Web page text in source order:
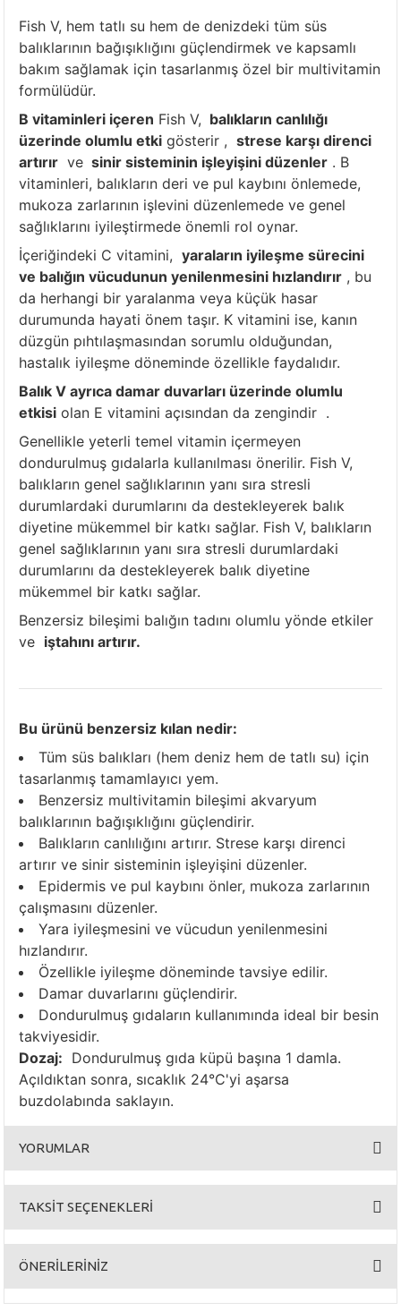
Fish V, hem tatlı su hem de denizdeki tüm süs
balıklarının bağışıklığını güçlendirmek ve kapsamlı
bakım sağlamak için tasarlanmış özel bir multivitamin
formülüdür.
B vitaminleri içeren Fish V, balıkların canlılığı
üzerinde olumlu etki gösterir , strese karşı direnci
artırır ve sinir sisteminin işleyişini düzenler . B
vitaminleri, balıkların deri ve pul kaybını önlemede,
mukoza zarlarının işlevini düzenlemede ve genel
sağlıklarını iyileştirmede önemli rol oynar.
İçeriğindeki C vitamini, yaraların iyileşme sürecini
ve balığın vücudunun yenilenmesini hızlandırır , bu
da herhangi bir yaralanma veya küçük hasar
durumunda hayati önem taşır. K vitamini ise, kanın
düzgün pıhtılaşmasından sorumlu olduğundan,
hastalık iyileşme döneminde özellikle faydalıdır.
Balık V ayrıca damar duvarları üzerinde olumlu
etkisi olan E vitamini açısından da zengindir .
Genellikle yeterli temel vitamin içermeyen
dondurulmuş gıdalarla kullanılması önerilir. Fish V,
balıkların genel sağlıklarının yanı sıra stresli
durumlardaki durumlarını da destekleyerek balık
diyetine mükemmel bir katkı sağlar. Fish V, balıkların
genel sağlıklarının yanı sıra stresli durumlardaki
durumlarını da destekleyerek balık diyetine
mükemmel bir katkı sağlar.
Benzersiz bileşimi balığın tadını olumlu yönde etkiler
ve iştahını artırır.
Bu ürünü benzersiz kılan nedir:
Tüm süs balıkları (hem deniz hem de tatlı su) için
tasarlanmış tamamlayıcı yem.
Benzersiz multivitamin bileşimi akvaryum
balıklarının bağışıklığını güçlendirir.
Balıkların canlılığını artırır. Strese karşı direnci
artırır ve sinir sisteminin işleyişini düzenler.
Epidermis ve pul kaybını önler, mukoza zarlarının
çalışmasını düzenler.
Yara iyileşmesini ve vücudun yenilenmesini
hızlandırır.
Özellikle iyileşme döneminde tavsiye edilir.
Damar duvarlarını güçlendirir.
Dondurulmuş gıdaların kullanımında ideal bir besin
takviyesidir.
Dozaj: Dondurulmuş gıda küpü başına 1 damla.
Açıldıktan sonra, sıcaklık 24°C'yi aşarsa
buzdolabında saklayın.
YORUMLAR
TAKSİT SEÇENEKLERİ
ÖNERİLERİNİZ